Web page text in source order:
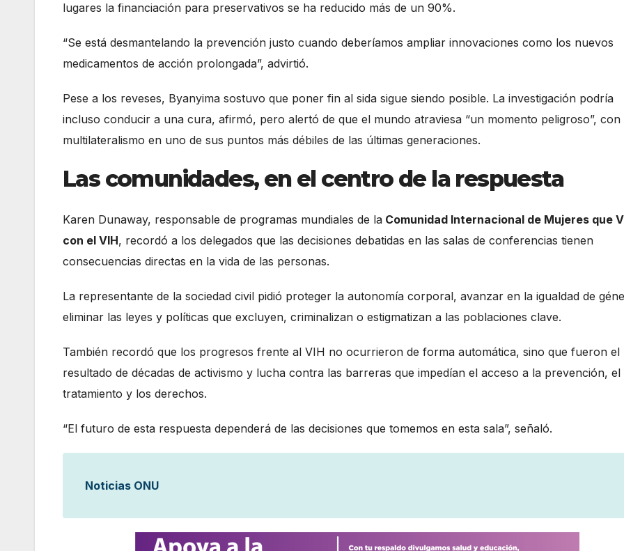
lugares la financiación para preservativos se ha reducido más de un 90%.
“Se está desmantelando la prevención justo cuando deberíamos ampliar innovaciones como los nuevos
medicamentos de acción prolongada”, advirtió.
Pese a los reveses, Byanyima sostuvo que poner fin al sida sigue siendo posible. La investigación podría
incluso conducir a una cura, afirmó, pero alertó de que el mundo atraviesa “un momento peligroso”, con
multilateralismo en uno de sus puntos más débiles de las últimas generaciones.
Las comunidades, en el centro de la respuesta
Karen Dunaway, responsable de programas mundiales de la Comunidad Internacional de Mujeres que
con el VIH, recordó a los delegados que las decisiones debatidas en las salas de conferencias tienen
consecuencias directas en la vida de las personas.
La representante de la sociedad civil pidió proteger la autonomía corporal, avanzar en la igualdad de
eliminar las leyes y políticas que excluyen, criminalizan o estigmatizan a las poblaciones clave.
También recordó que los progresos frente al VIH no ocurrieron de forma automática, sino que fueron el
resultado de décadas de activismo y lucha contra las barreras que impedían el acceso a la prevención, el
tratamiento y los derechos.
“El futuro de esta respuesta dependerá de las decisiones que tomemos en esta sala”, señaló.
Noticias ONU